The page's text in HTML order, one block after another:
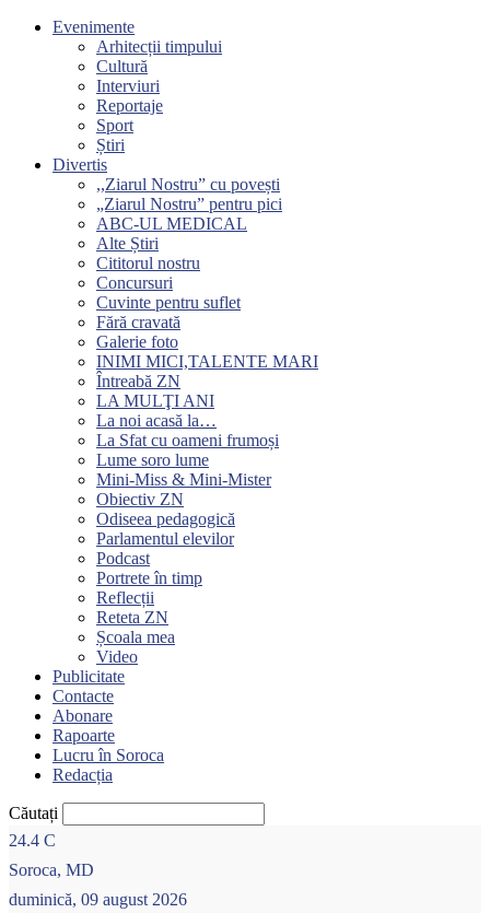
Evenimente
Arhitecții timpului
Cultură
Interviuri
Reportaje
Sport
Știri
Divertis
,,Ziarul Nostru” cu povești
„Ziarul Nostru” pentru pici
ABC-UL MEDICAL
Alte Știri
Cititorul nostru
Concursuri
Cuvinte pentru suflet
Fără cravată
Galerie foto
INIMI MICI,TALENTE MARI
Întreabă ZN
LA MULŢI ANI
La noi acasă la…
La Sfat cu oameni frumoși
Lume soro lume
Mini-Miss & Mini-Mister
Obiectiv ZN
Odiseea pedagogică
Parlamentul elevilor
Podcast
Portrete în timp
Reflecții
Reteta ZN
Școala mea
Video
Publicitate
Contacte
Abonare
Rapoarte
Lucru în Soroca
Redacția
Căutați
24.4 C
Soroca, MD
duminică, 09 august 2026